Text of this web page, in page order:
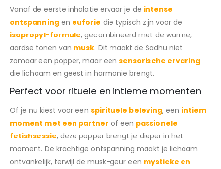
Vanaf de eerste inhalatie ervaar je de intense
ontspanningen euforie die typisch zijn voor de
isopropyl-formule, gecombineerd met de warme,
aardse tonen van musk. Dit maakt de Sadhu niet
zomaar een popper, maar een sensorische ervaring
die lichaam en geest in harmonie brengt.
Perfect voor rituele en intieme momenten
Of je nu kiest voor een spirituele beleving, een intiem
moment met een partner of een passionele
fetishsessie, deze popper brengt je dieper in het
moment. De krachtige ontspanning maakt je lichaam
ontvankelijk, terwijl de musk-geur een mystieke en